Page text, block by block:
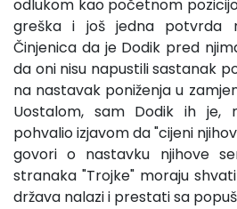
odlukom kao početnom
greška i još jedna potvrda
Činjenica da je Dodik pred
da oni nisu napustili sastanak
na nastavak poniženja u
Uostalom, sam Dodik ih je,
pohvalio izjavom da "cijeni
govori o nastavku njihove
stranaka "Trojke" moraju
država nalazi i prestati sa